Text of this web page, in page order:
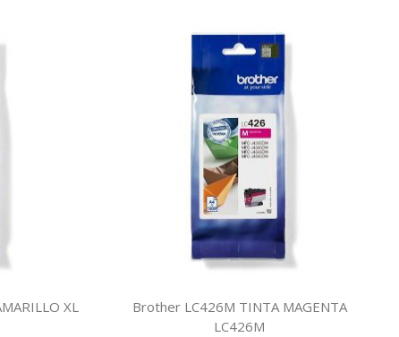
XL
Brother LC426M TINTA MAGENTA
LC426M